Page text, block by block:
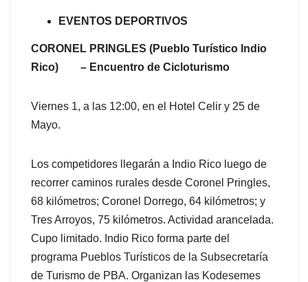
EVENTOS DEPORTIVOS
CORONEL PRINGLES (Pueblo Turístico Indio
Rico) – Encuentro de Cicloturismo
Viernes 1, a las 12:00, en el Hotel Celir y 25 de
Mayo.
Los competidores llegarán a Indio Rico luego de
recorrer caminos rurales desde Coronel Pringles,
68 kilómetros; Coronel Dorrego, 64 kilómetros; y
Tres Arroyos, 75 kilómetros. Actividad arancelada.
Cupo limitado. Indio Rico forma parte del
programa Pueblos Turísticos de la Subsecretaría
de Turismo de PBA. Organizan las Kodesemes